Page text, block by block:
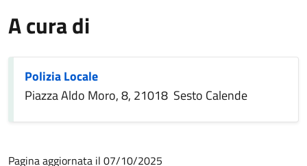
A cura di
Polizia Locale
Piazza Aldo Moro, 8, 21018 Sesto Calende
Pagina aggiornata il 07/10/2025